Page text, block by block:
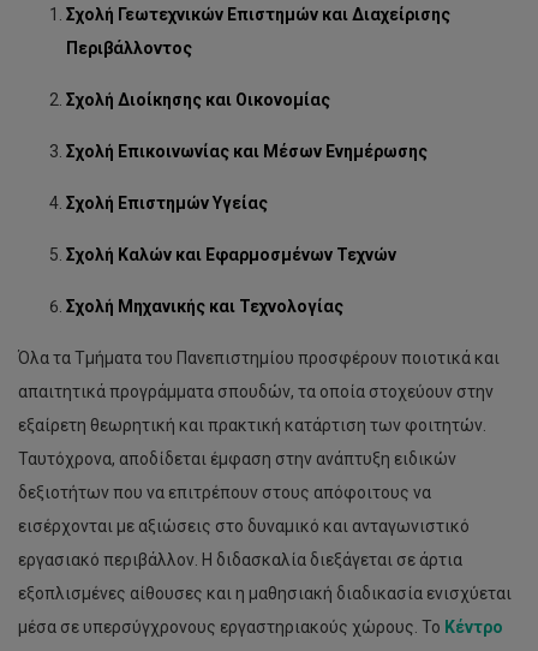
Σχολή Γεωτεχνικών Επιστημών και Διαχείρισης
Περιβάλλοντος
Σχολή Διοίκησης και Οικονομίας
Σχολή Επικοινωνίας και Μέσων Ενημέρωσης
Σχολή Επιστημών Υγείας
Σχολή Καλών και Εφαρμοσμένων Τεχνών
Σχολή Μηχανικής και Τεχνολογίας
Όλα τα Τμήματα του Πανεπιστημίου προσφέρουν ποιοτικά και
απαιτητικά προγράμματα σπουδών, τα οποία στοχεύουν στην
εξαίρετη θεωρητική και πρακτική κατάρτιση των φοιτητών.
Ταυτόχρονα, αποδίδεται έμφαση στην ανάπτυξη ειδικών
δεξιοτήτων που να επιτρέπουν στους απόφοιτους να
εισέρχονται με αξιώσεις στο δυναμικό και ανταγωνιστικό
εργασιακό περιβάλλον. Η διδασκαλία διεξάγεται σε άρτια
εξοπλισμένες αίθουσες και η μαθησιακή διαδικασία ενισχύεται
μέσα σε υπερσύγχρονους εργαστηριακούς χώρους. Το Κέντρο